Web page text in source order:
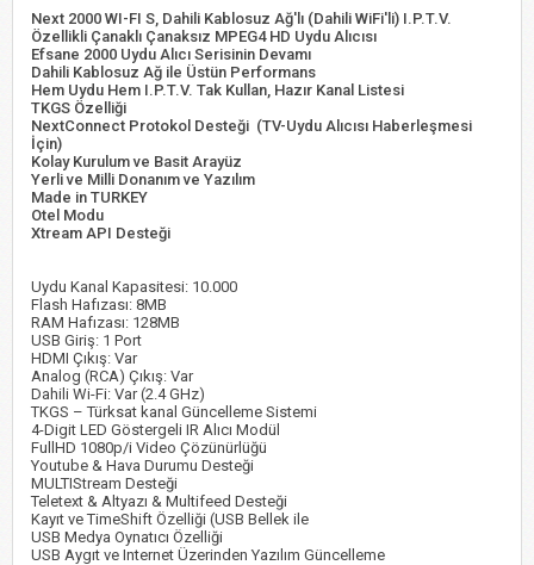
Next 2000 WI-FI S, Dahili Kablosuz Ağ'lı (Dahili WiFi'li) I.P.T.V.
Özellikli Çanaklı Çanaksız MPEG4 HD Uydu Alıcısı
Efsane 2000 Uydu Alıcı Serisinin Devamı
Dahili Kablosuz Ağ ile Üstün Performans
Hem Uydu Hem I.P.T.V. Tak Kullan, Hazır Kanal Listesi
TKGS Özelliği
NextConnect Protokol Desteği (TV-Uydu Alıcısı Haberleşmesi
İçin)
Kolay Kurulum ve Basit Arayüz
Yerli ve Milli Donanım ve Yazılım
Made in TURKEY
Otel Modu
Xtream API Desteği
Uydu Kanal Kapasitesi: 10.000
Flash Hafızası: 8MB
RAM Hafızası: 128MB
USB Giriş: 1 Port
HDMI Çıkış: Var
Analog (RCA) Çıkış: Var
Dahili Wi-Fi: Var (2.4 GHz)
TKGS – Türksat kanal Güncelleme Sistemi
4-Digit LED Göstergeli IR Alıcı Modül
FullHD 1080p/i Video Çözünürlüğü
Youtube & Hava Durumu Desteği
MULTIStream Desteği
Teletext & Altyazı & Multifeed Desteği
Kayıt ve TimeShift Özelliği (USB Bellek ile
USB Medya Oynatıcı Özelliği
USB Aygıt ve Internet Üzerinden Yazılım Güncelleme